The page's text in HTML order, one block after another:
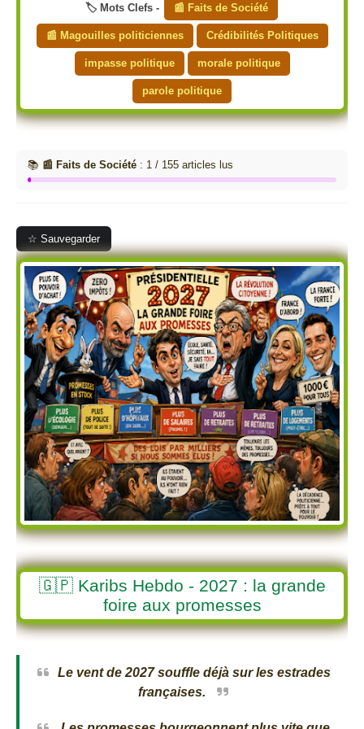
🏷️ Mots Clefs - 📰 Faits de Société
📰 Magouilles politiciennes Crédibilités Politiques
impasse politique morale politique
parole politique
📚 📰 Faits de Société : 1 / 155 articles lus
☆ Sauvegarder
🇬🇵 Karibs Hebdo - 2027 : la grande
foire aux promesses
Le vent de 2027 souffle déjà sur les estrades
françaises.